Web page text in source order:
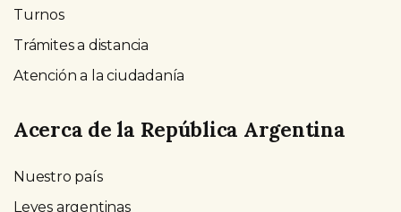
Turnos
Trámites a distancia
Atención a la ciudadanía
Acerca de la República Argentina
Nuestro país
Leyes argentinas